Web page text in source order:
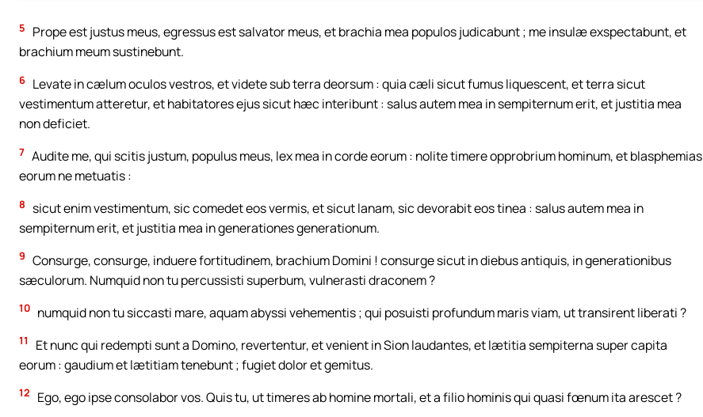
5
Prope est justus meus, egressus est salvator meus, et brachia mea populos judicabunt ; me insulæ exspectabunt, et
brachium meum sustinebunt.
6 Levate in cælum oculos vestros, et videte sub terra deorsum : quia cæli sicut fumus liquescent, et terra sicut
vestimentum atteretur, et habitatores ejus sicut hæc interibunt : salus autem mea in sempiternum erit, et justitia mea
non deficiet.
7 Audite me, qui scitis justum, populus meus, lex mea in corde eorum : nolite timere opprobrium hominum, et blasphemias
eorum ne metuatis :
8
sicut enim vestimentum, sic comedet eos vermis, et sicut lanam, sic devorabit eos tinea : salus autem mea in
sempiternum erit, et justitia mea in generationes generationum.
9 Consurge, consurge, induere fortitudinem, brachium Domini ! consurge sicut in diebus antiquis, in generationibus
sæculorum. Numquid non tu percussisti superbum, vulnerasti draconem ?
10 numquid non tu siccasti mare, aquam abyssi vehementis ; qui posuisti profundum maris viam, ut transirent liberati ?
11
Et nunc qui redempti sunt a Domino, revertentur, et venient in Sion laudantes, et lætitia sempiterna super capita
eorum : gaudium et lætitiam tenebunt ; fugiet dolor et gemitus.
12 Ego, ego ipse consolabor vos. Quis tu, ut timeres ab homine mortali, et a filio hominis qui quasi fœnum ita arescet ?